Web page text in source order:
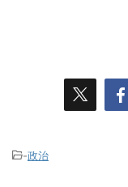
-政治